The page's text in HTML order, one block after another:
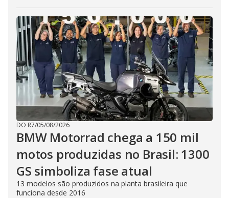
DO R7/05/08/2026
BMW Motorrad chega a 150 mil
motos produzidas no Brasil: 1300
GS simboliza fase atual
13 modelos são produzidos na planta brasileira que
funciona desde 2016